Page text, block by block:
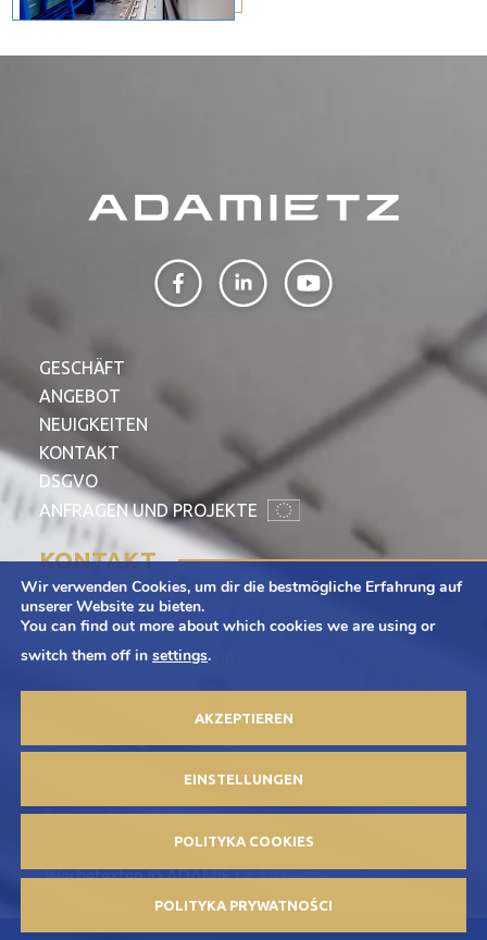
GESCHÄFT
ANGEBOT
NEUIGKEITEN
KONTAKT
DSGVO
ANFRAGEN UND PROJEKTE
KONTAKT
Adamietz S.A.
ul. Braci Prankel 1
47-100 Strzelce Opolskie
+48 77 463 00 65
Datenschutz-Bestimmungen
Werbetexten © ADAMIETZ 2026
Konzeption und Umsetzung: Offteam.pl
Wir verwenden Cookies, um dir die bestmögliche Erfahrung auf
unserer Website zu bieten.
You can find out more about which cookies we are using or
switch them off in settings.
AKZEPTIEREN
EINSTELLUNGEN
POLITYKA PRYWATNOŚCI
POLITYKA COOKIES